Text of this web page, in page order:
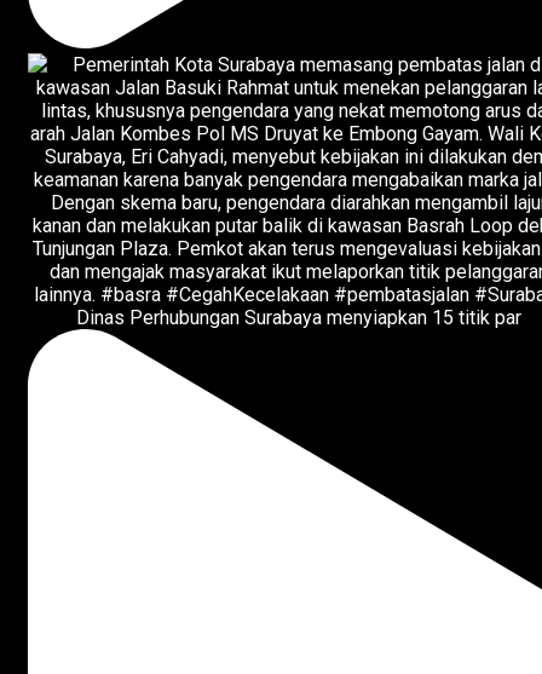
Dinas Perhubungan Surabaya menyiapkan 15 titik par